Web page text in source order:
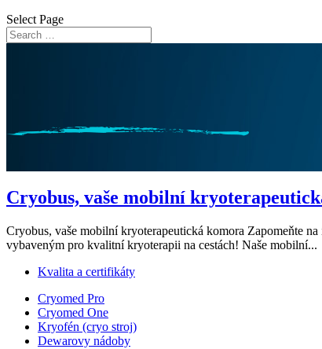
Select Page
Cryobus, vaše mobilní
Cryobus, vaše mobilní kryoterapeutická komora Zapomeňte
vybaveným pro kvalitní kryoterapii na cestách! Naše mobilní...
Kvalita a certifikáty
Cryomed Pro
Cryomed One
Kryofén (cryo stroj)
Dewarovy nádoby